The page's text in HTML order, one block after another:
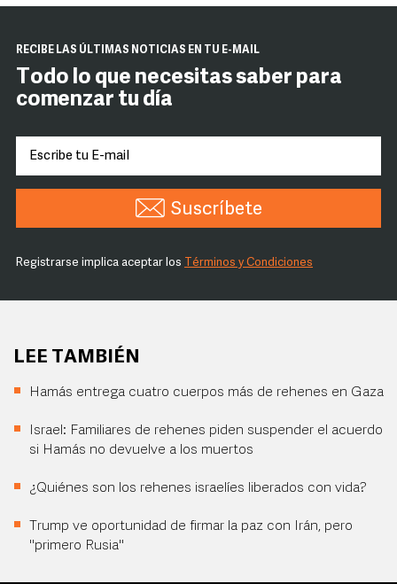
RECIBE LAS ÚLTIMAS NOTICIAS EN TU E-MAIL
Todo lo que necesitas saber para
comenzar tu día
Suscríbete
Registrarse implica aceptar los Términos y Condiciones
LEE TAMBIÉN
Hamás entrega cuatro cuerpos más de rehenes en Gaza
Israel: Familiares de rehenes piden suspender el acuerdo
si Hamás no devuelve a los muertos
¿Quiénes son los rehenes israelíes liberados con vida?
Trump ve oportunidad de firmar la paz con Irán, pero
"primero Rusia"